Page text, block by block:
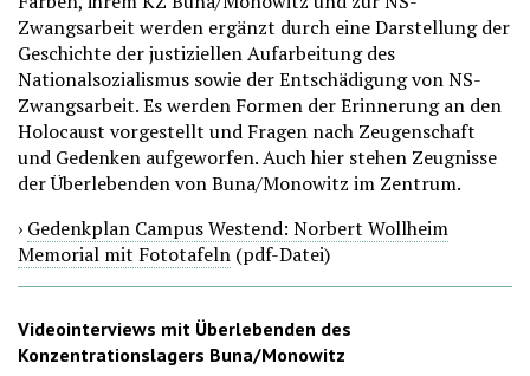
Zwangsarbeit werden ergänzt durch eine Darstellung der
Geschichte der justiziellen Aufarbeitung des
Nationalsozialismus sowie der Entschädigung von NS-
Zwangsarbeit. Es werden Formen der Erinnerung an den
Holocaust vorgestellt und Fragen nach Zeugenschaft
und Gedenken aufgeworfen. Auch hier stehen Zeugnisse
der Überlebenden von Buna/Monowitz im Zentrum.
› Gedenkplan Campus Westend: Norbert Wollheim
Memorial mit Fototafeln (pdf-Datei)
Videointerviews mit Überlebenden des
Konzentrationslagers Buna/Monowitz